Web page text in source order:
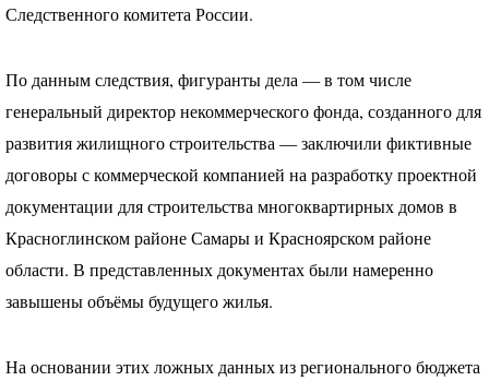
Следственного комитета России.
По данным следствия, фигуранты дела — в том числе
генеральный директор некоммерческого фонда, созданного для
развития жилищного строительства — заключили фиктивные
договоры с коммерческой компанией на разработку проектной
документации для строительства многоквартирных домов в
Красноглинском районе Самары и Красноярском районе
области. В представленных документах были намеренно
завышены объёмы будущего жилья.
На основании этих ложных данных из регионального бюджета